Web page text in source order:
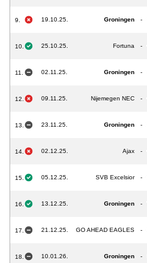
9. 19.10.25. Groningen -
10. 25.10.25. Fortuna -
11. 02.11.25. Groningen -
12. 09.11.25. Nijemegen NEC -
13. 23.11.25. Groningen -
14. 02.12.25. Ajax -
15. 05.12.25. SVB Excelsior -
16. 13.12.25. Groningen -
17. 21.12.25. GO AHEAD EAGLES -
18. 10.01.26. Groningen -